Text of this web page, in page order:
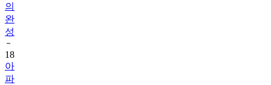
의
완
성
18
아
파